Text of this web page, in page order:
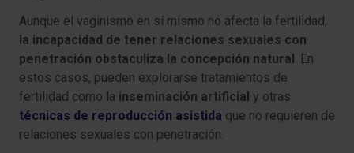
Aunque el vaginismo en sí mismo no afecta la fertilidad,
la incapacidad de tener relaciones sexuales con
penetración obstaculiza la concepción natural . En
estos casos, pueden explorarse tratamientos de
fertilidad como la inseminación artificial y otras
técnicas de reproducción asistida que no requieren de
relaciones sexuales con penetración.